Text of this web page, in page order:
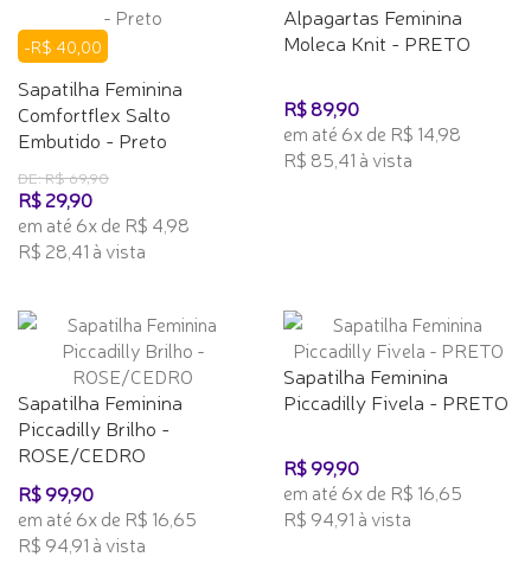
-R$ 40,00
Sapatilha Feminina
Comfortflex Salto
Embutido - Preto
DE: R$ 69,90
R$ 29,90
em até 6x de R$ 4,98
R$ 28,41 à vista
Alpagartas Feminina
Moleca Knit - PRETO
R$ 89,90
em até 6x de R$ 14,98
R$ 85,41 à vista
Sapatilha Feminina
Piccadilly Brilho -
ROSE/CEDRO
R$ 99,90
em até 6x de R$ 16,65
R$ 94,91 à vista
Sapatilha Feminina
Piccadilly Fivela - PRETO
R$ 99,90
em até 6x de R$ 16,65
R$ 94,91 à vista